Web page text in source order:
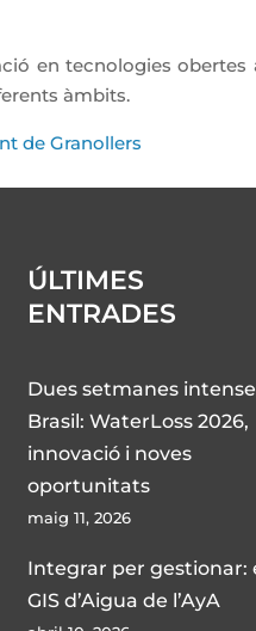
en tecnologies obertes
àmbits.
de Granollers
ÚLTIMES
ENTRADES
Dues setmanes
Brasil: WaterLoss 2026,
innovació i noves
oportunitats
maig 11, 2026
Integrar per gestionar:
GIS d’Aigua de l’AyA